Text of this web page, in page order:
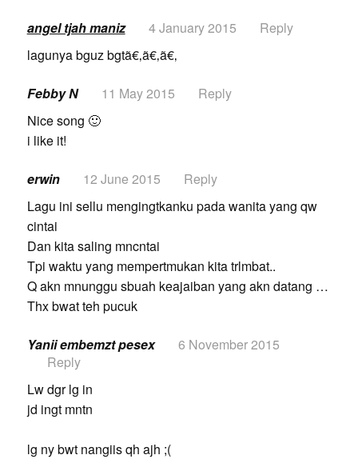
angel tjah maniz 4 January 2015
Reply
lagunya bguz bgtã€‚ã€‚ã€‚
Febby N 11 May 2015
Reply
Nice song 🙂
i like it!
erwin 12 June 2015
Reply
Lagu ini sellu mengingtkanku pada wanita yang qw
cintai
Dan kita saling mncntai
Tpi waktu yang mempertmukan kita trlmbat..
Q akn mnunggu sbuah keajaiban yang akn datang …
Thx bwat teh pucuk
Yanii embemzt pesex
6 November 2015
Reply
Lw dgr lg in
jd ingt mntn
lg ny bwt nangiis qh ajh ;(